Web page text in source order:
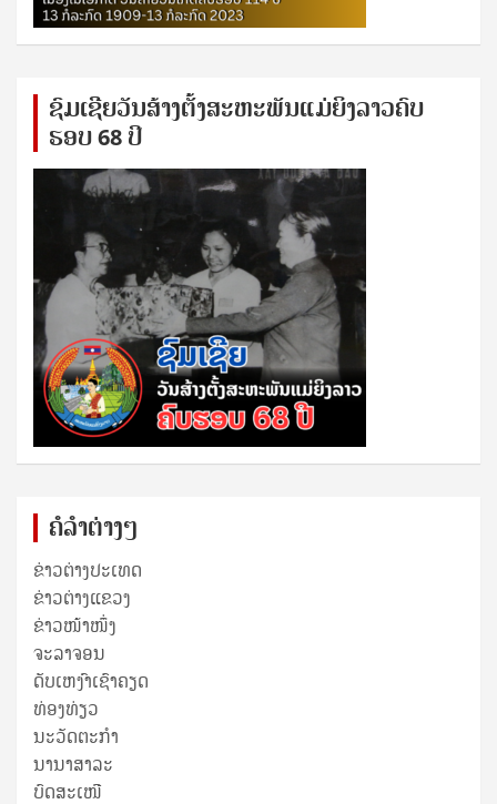
ຊົ​ມ​ເຊີຍ​ວັນ​ສ້າງ​ຕັ້ງ​ສະ​ຫະ​ພັນ​ແມ່​ຍິງ​​ລາວຄົບ​
ຮອບ 68 ປິ
ຄໍລຳຕ່າງໆ
ຂ່າວຕ່າງປະເທດ
ຂ່າວ​ຕ່າງ​ແຂວງ
ຂ່າວໜ້າໜຶ່ງ
ຈະລາຈອນ
ດັບເຫງົາເຊົາຄຽດ
ທ່ອງທ່ຽວ
ນະວັດຕະກໍາ
ນານາສາລະ
ບົດສະເໜີ